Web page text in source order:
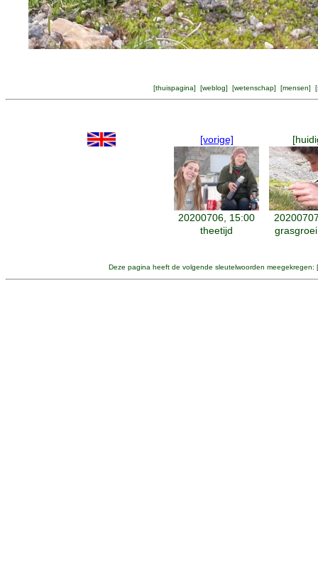
[thuispagina] [weblog] [wetenschap] [mensen] [
[vorige]
20200706, 15:00
theetijd
Deze pagina heeft de volgende sleutelwoorden meegekregen: [